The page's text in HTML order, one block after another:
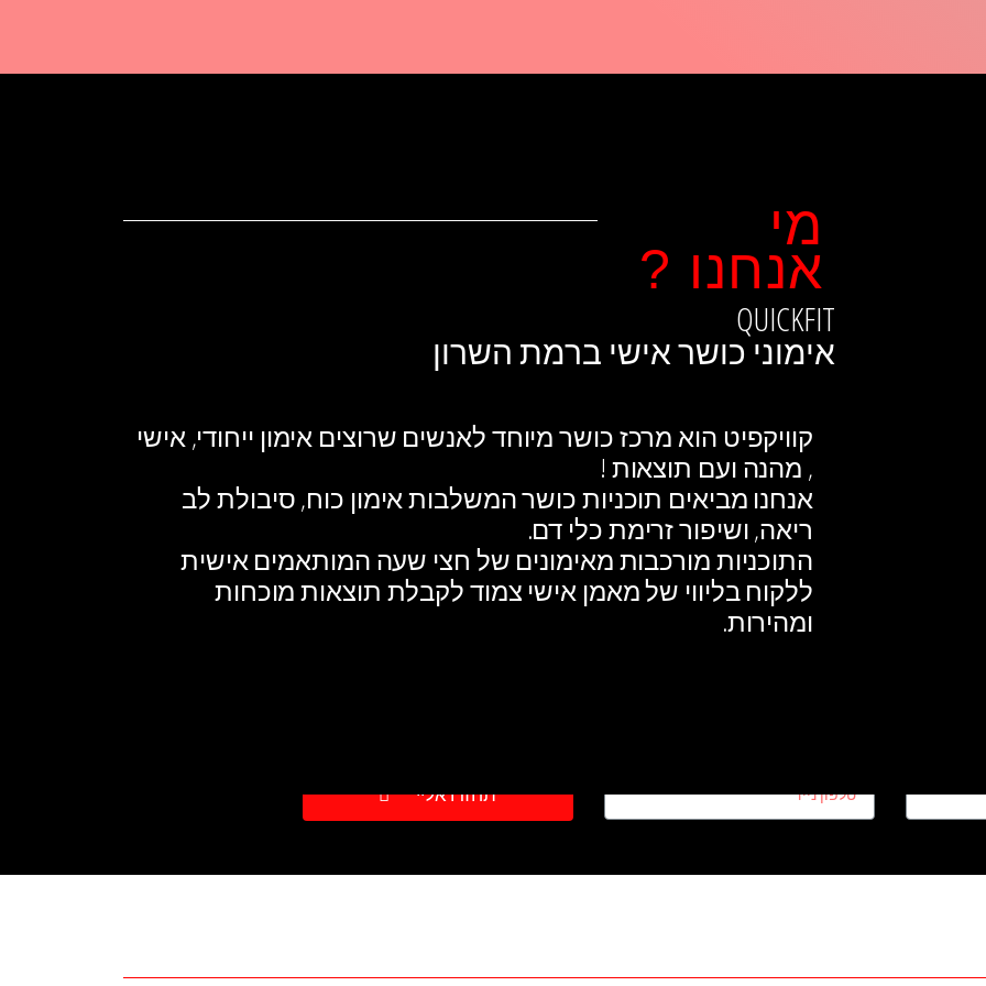
מי
אנחנו ?
QUICKFIT
אימוני כושר אישי ברמת השרון
קוויקפיט הוא מרכז כושר מיוחד לאנשים שרוצים אימון ייחודי, אישי
, מהנה ועם תוצאות !
אנחנו מביאים תוכניות כושר המשלבות אימון כוח, סיבולת לב
ריאה, ושיפור זרימת כלי דם.
התוכניות מורכבות מאימונים של חצי שעה המותאמים אישית
ללקוח בליווי של מאמן אישי צמוד לקבלת תוצאות מוכחות
ומהירות.
תחזרו אליי